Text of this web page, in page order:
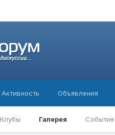
Клубы Галерея События
Активность Объявления